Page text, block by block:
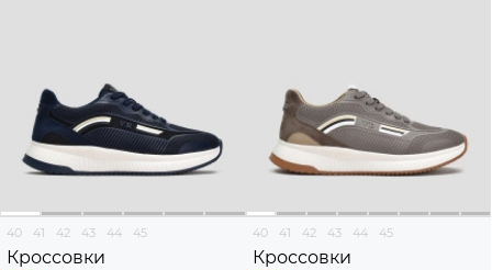
40 41 42 43 44 45
Кроссовки
40 41 42 43 44 45
Кроссовки